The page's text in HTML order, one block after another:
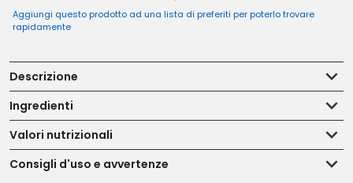
Aggiungi questo prodotto ad una lista di preferiti per poterlo trovare
rapidamente
Descrizione
Ingredienti
Valori nutrizionali
Consigli d'uso e avvertenze